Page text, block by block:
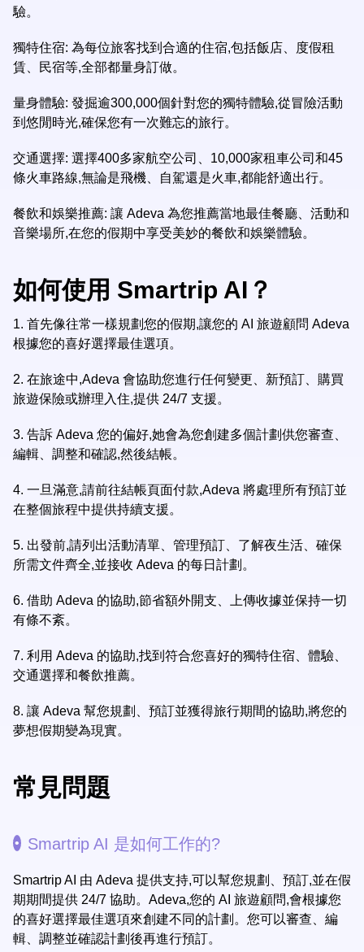
驗。
獨特住宿: 為每位旅客找到合適的住宿,包括飯店、度假租
賃、民宿等,全部都量身訂做。
量身體驗: 發掘逾300,000個針對您的獨特體驗,從冒險活動
到悠閒時光,確保您有一次難忘的旅行。
交通選擇: 選擇400多家航空公司、10,000家租車公司和45
條火車路線,無論是飛機、自駕還是火車,都能舒適出行。
餐飲和娛樂推薦: 讓 Adeva 為您推薦當地最佳餐廳、活動和
音樂場所,在您的假期中享受美妙的餐飲和娛樂體驗。
如何使用 Smartrip AI？
1. 首先像往常一樣規劃您的假期,讓您的 AI 旅遊顧問 Adeva
根據您的喜好選擇最佳選項。
2. 在旅途中,Adeva 會協助您進行任何變更、新預訂、購買
旅遊保險或辦理入住,提供 24/7 支援。
3. 告訴 Adeva 您的偏好,她會為您創建多個計劃供您審查、
編輯、調整和確認,然後結帳。
4. 一旦滿意,請前往結帳頁面付款,Adeva 將處理所有預訂並
在整個旅程中提供持續支援。
5. 出發前,請列出活動清單、管理預訂、了解夜生活、確保
所需文件齊全,並接收 Adeva 的每日計劃。
6. 借助 Adeva 的協助,節省額外開支、上傳收據並保持一切
有條不紊。
7. 利用 Adeva 的協助,找到符合您喜好的獨特住宿、體驗、
交通選擇和餐飲推薦。
8. 讓 Adeva 幫您規劃、預訂並獲得旅行期間的協助,將您的
夢想假期變為現實。
常見問題
Smartrip AI 是如何工作的?
Smartrip AI 由 Adeva 提供支持,可以幫您規劃、預訂,並在假
期期間提供 24/7 協助。Adeva,您的 AI 旅遊顧問,會根據您
的喜好選擇最佳選項來創建不同的計劃。您可以審查、編
輯、調整並確認計劃後再進行預訂。